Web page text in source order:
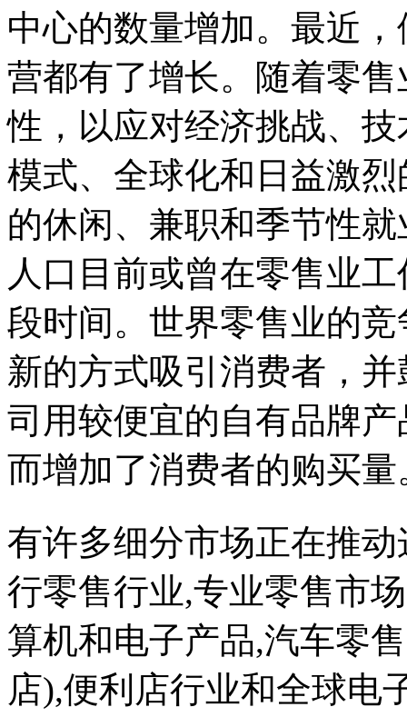
中心的数量增加。最近
营都有了增长。随着零
性，以应对经济挑战、
模式、全球化和日益激
的休闲、兼职和季节性
人口目前或曾在零售业
段时间。世界零售业的
新的方式吸引消费者，
司用较便宜的自有品牌
而增加了消费者的购买量
有许多细分市场正在推
行零售行业,专业零售市
算机和电子产品,汽车零
店),便利店行业和全球电